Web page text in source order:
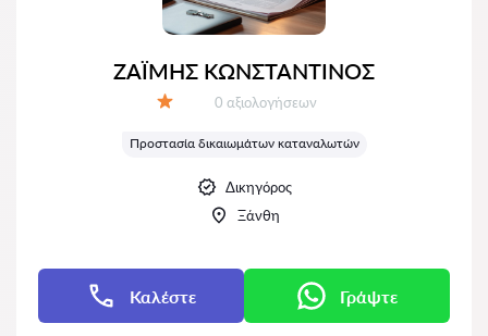
ΖΑΪΜΗΣ ΚΩΝΣΤΑΝΤΙΝΟΣ
Αξιολογήσεις:
0 αξιολογήσεων
Προστασία δικαιωμάτων καταναλωτών
Δικηγόρος
Ξάνθη
Καλέστε Γράψτε